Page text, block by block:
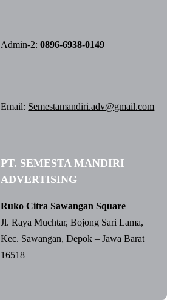
Admin-2:0896-6938-0149
Email: Semestamandiri.adv@gmail.com
PT. SEMESTA MANDIRI
ADVERTISING
Ruko Citra Sawangan Square
Jl. Raya Muchtar, Bojong Sari Lama,
Kec. Sawangan, Depok – Jawa Barat
16518